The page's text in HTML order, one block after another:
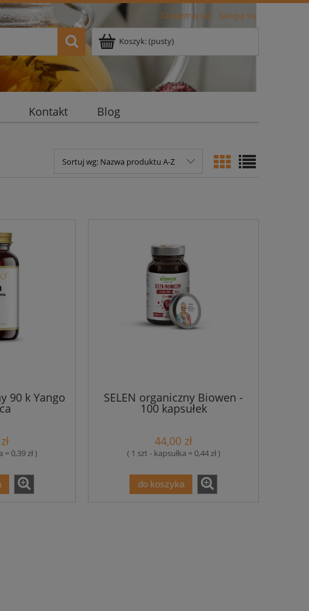
Zarejestruj się Zaloguj się
Koszyk:(pusty)
Kontakt Blog
Sortuj wg: Nazwa produktu A-Z
90 k Yango
= 0,39 zł )
SELEN organiczny Biowen -
100 kapsułek
44,00 zł
( 1 szt - kapsułka = 0,44 zł )
do koszyka